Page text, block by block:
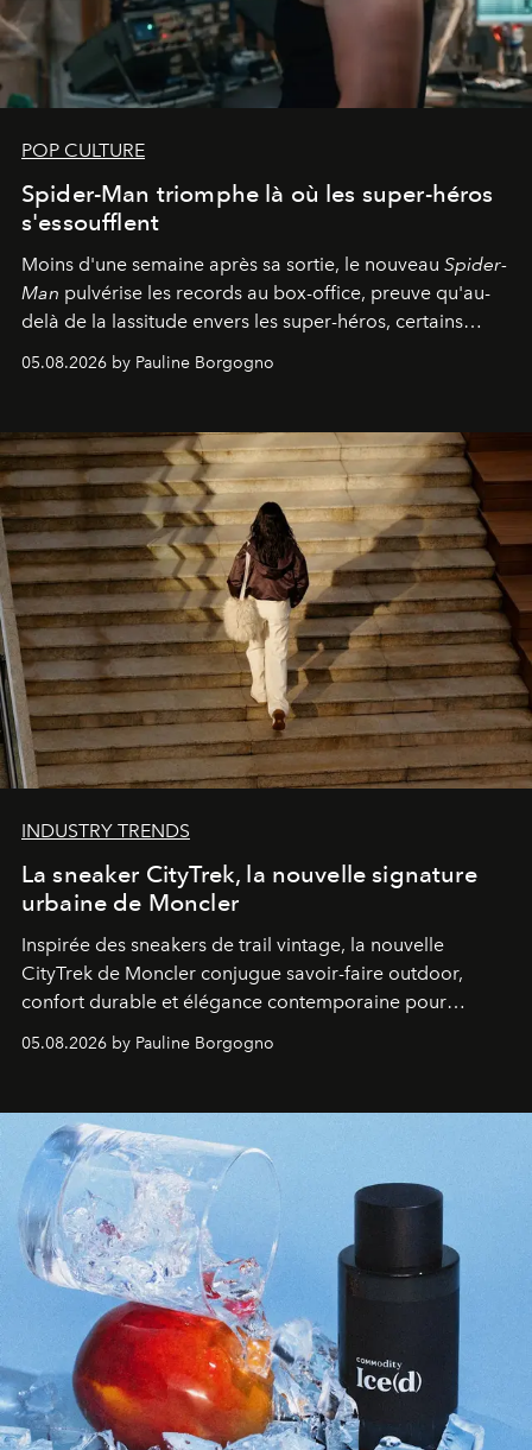
POP CULTURE
Spider-Man triomphe là où les super-héros
s'essoufflent
Moins d'une semaine après sa sortie, le nouveau Spider-
Man pulvérise les records au box-office, preuve qu'au-
delà de la lassitude envers les super-héros, certains
personnages continuent de susciter une ferveur intacte.
05.08.2026 by Pauline Borgogno
INDUSTRY TRENDS
La sneaker CityTrek, la nouvelle signature
urbaine de Moncler
Inspirée des sneakers de trail vintage, la nouvelle
CityTrek de Moncler conjugue savoir-faire outdoor,
confort durable et élégance contemporaine pour
accompagner les explorations du quotidien.
05.08.2026 by Pauline Borgogno